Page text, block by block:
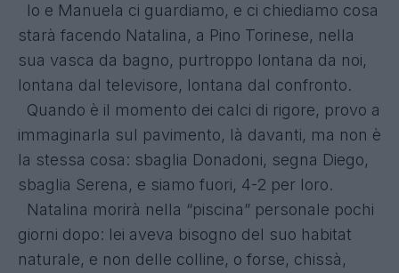
Io e Manuela ci guardiamo, e ci chiediamo cosa
starà facendo Natalina, a Pino Torinese, nella
sua vasca da bagno, purtroppo lontana da noi,
lontana dal televisore, lontana dal confronto.
Quando è il momento dei calci di rigore, provo a
immaginarla sul pavimento, là davanti, ma non è
la stessa cosa: sbaglia Donadoni, segna Diego,
sbaglia Serena, e siamo fuori, 4-2 per loro.
Natalina morirà nella “piscina” personale pochi
giorni dopo: lei aveva bisogno del suo habitat
naturale, e non delle colline, o forse, chissà,